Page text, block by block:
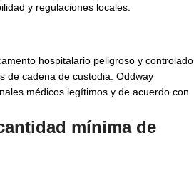
y regulaciones locales.
hospitalario peligroso y controlado.
de cadena de custodia. Oddway
médicos legítimos y de acuerdo con
mínima de